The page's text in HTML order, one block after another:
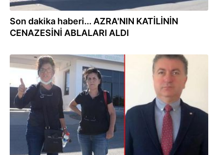
Son dakika haberi... AZRA'NIN KATİLİNİN
CENAZESİNİ ABLALARI ALDI
30.09.2022